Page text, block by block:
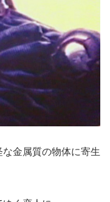
金属質の物体に寄生